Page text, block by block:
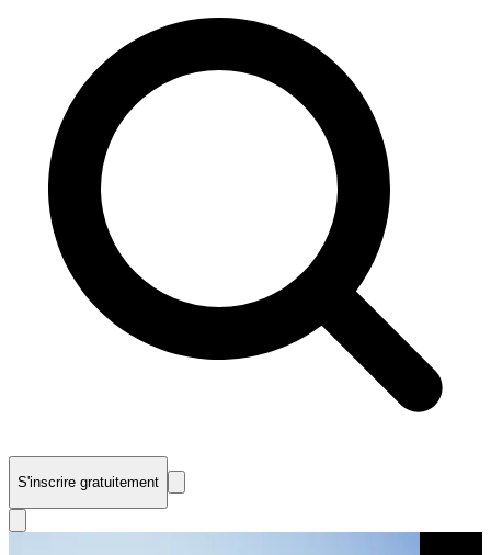
S'inscrire gratuitement